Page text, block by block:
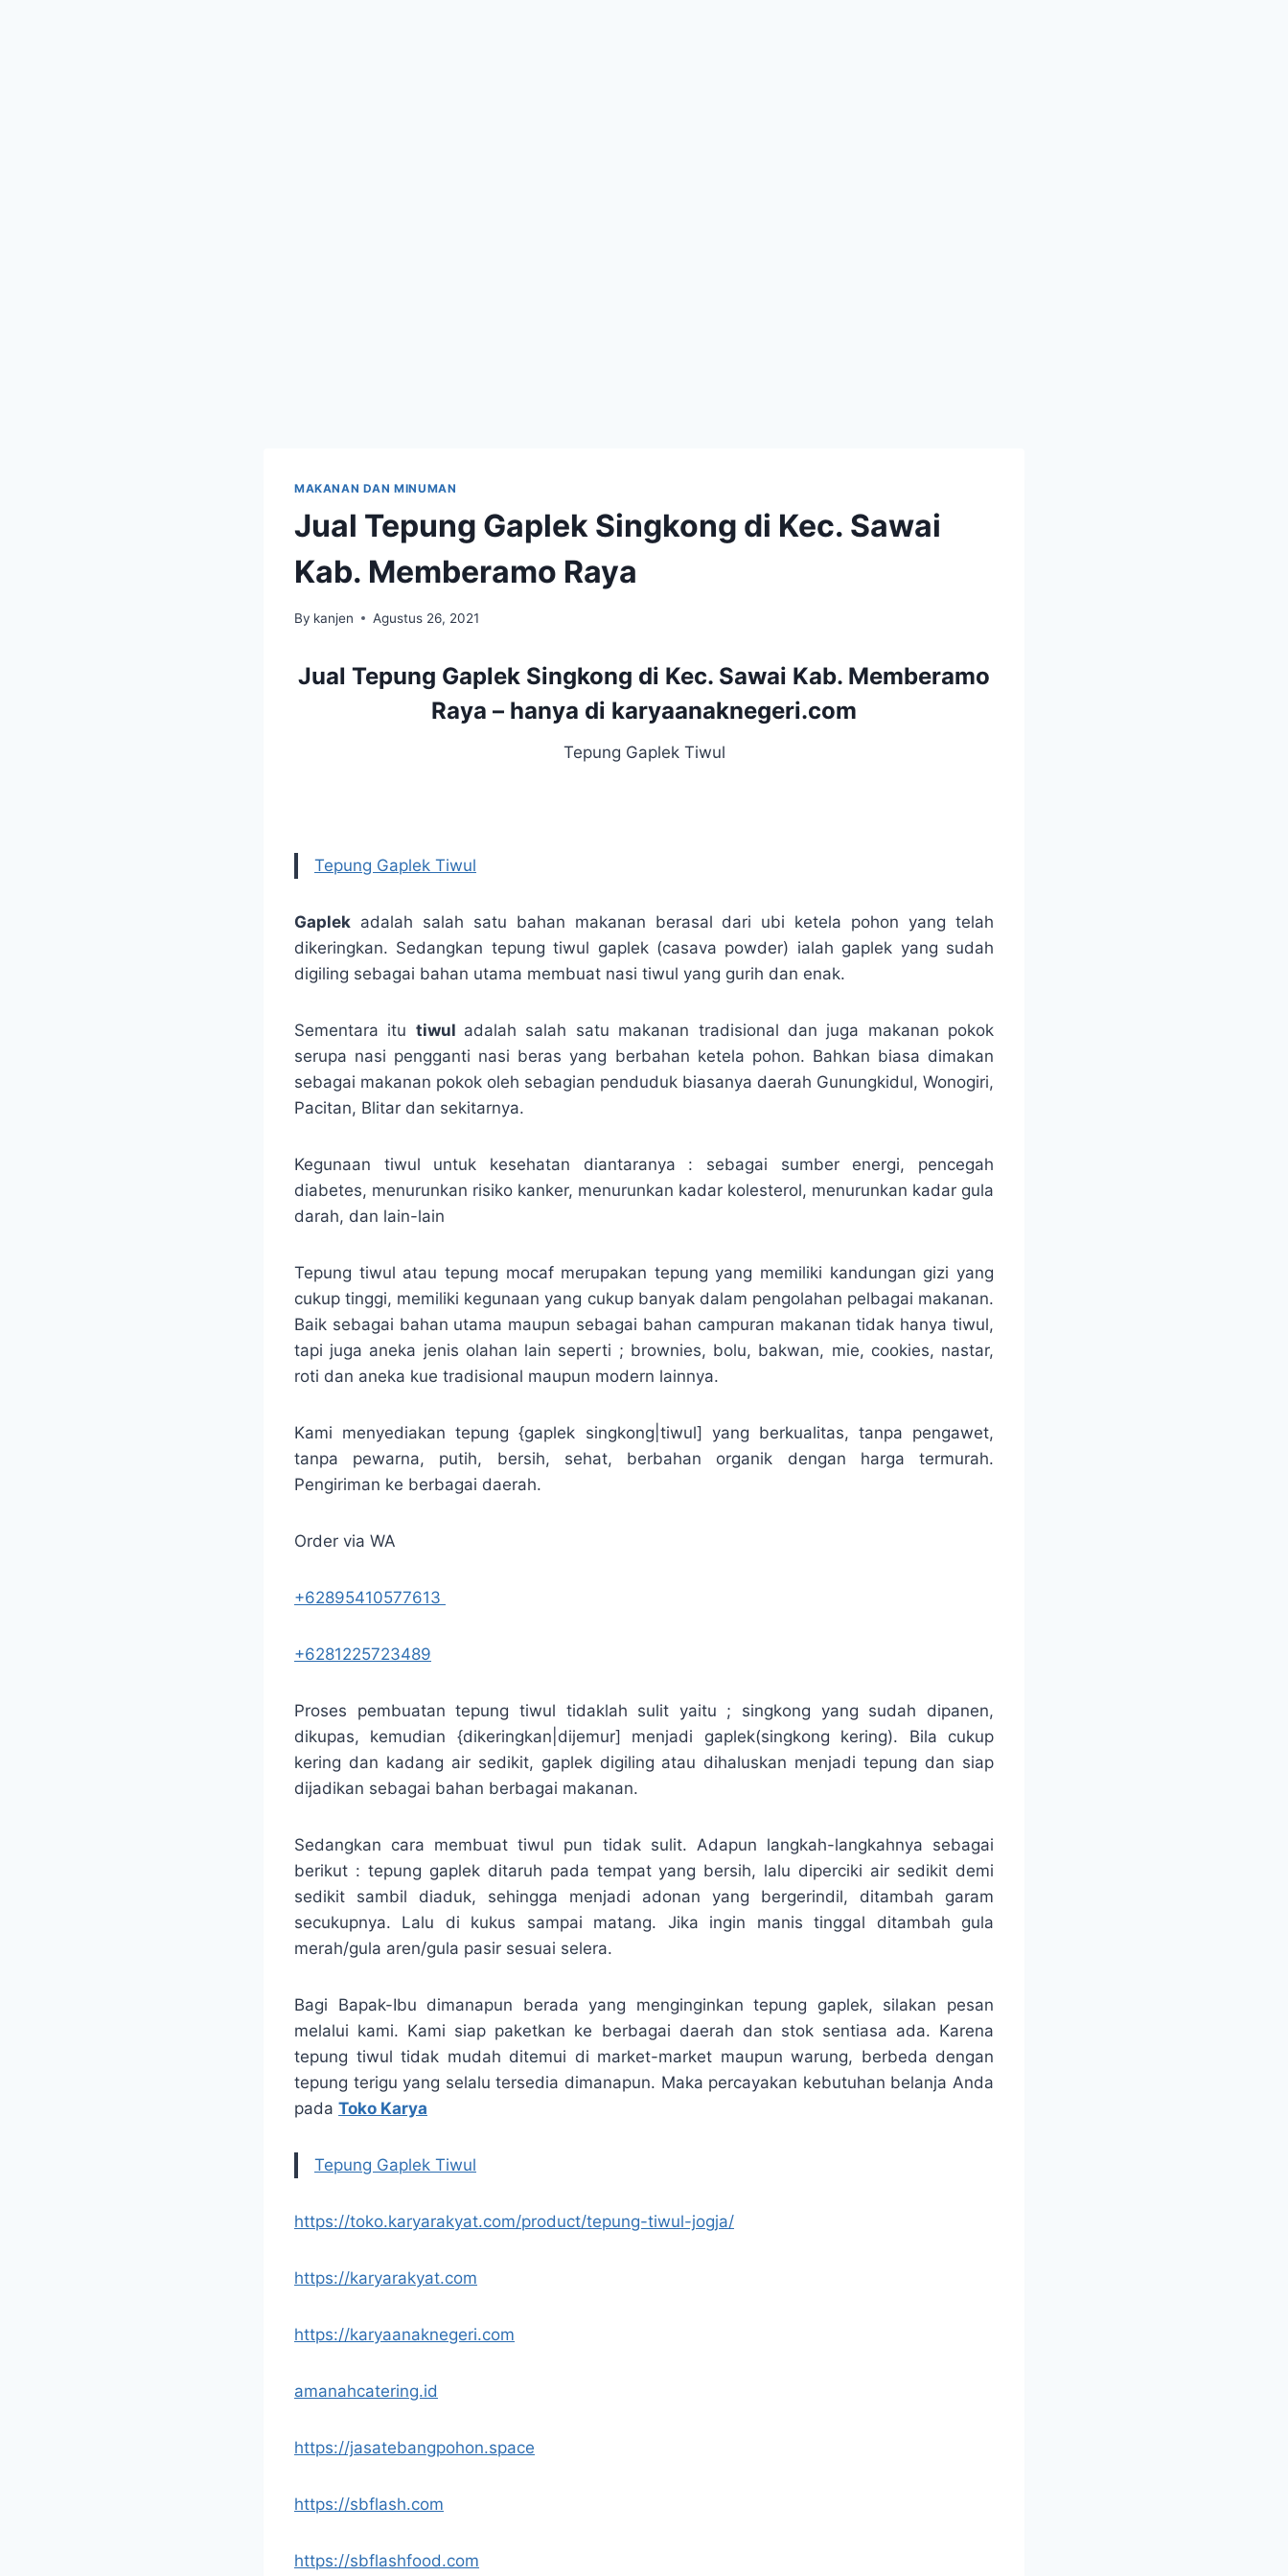
MAKANAN DAN MINUMAN
Jual Tepung Gaplek Singkong di Kec. Sawai
Kab. Memberamo Raya
By kanjen Agustus 26, 2021
Jual Tepung Gaplek Singkong di Kec. Sawai Kab. Memberamo
Raya – hanya di karyaanaknegeri.com
Tepung Gaplek Tiwul
Tepung Gaplek Tiwul
Gaplek adalah salah satu bahan makanan berasal dari ubi ketela pohon yang telah
dikeringkan. Sedangkan tepung tiwul gaplek (casava powder) ialah gaplek yang sudah
digiling sebagai bahan utama membuat nasi tiwul yang gurih dan enak.
Sementara itu tiwul adalah salah satu makanan tradisional dan juga makanan pokok
serupa nasi pengganti nasi beras yang berbahan ketela pohon. Bahkan biasa dimakan
sebagai makanan pokok oleh sebagian penduduk biasanya daerah Gunungkidul, Wonogiri,
Pacitan, Blitar dan sekitarnya.
Kegunaan tiwul untuk kesehatan diantaranya : sebagai sumber energi, pencegah
diabetes, menurunkan risiko kanker, menurunkan kadar kolesterol, menurunkan kadar gula
darah, dan lain-lain
Tepung tiwul atau tepung mocaf merupakan tepung yang memiliki kandungan gizi yang
cukup tinggi, memiliki kegunaan yang cukup banyak dalam pengolahan pelbagai makanan.
Baik sebagai bahan utama maupun sebagai bahan campuran makanan tidak hanya tiwul,
tapi juga aneka jenis olahan lain seperti ; brownies, bolu, bakwan, mie, cookies, nastar,
roti dan aneka kue tradisional maupun modern lainnya.
Kami menyediakan tepung {gaplek singkong|tiwul] yang berkualitas, tanpa pengawet,
tanpa pewarna, putih, bersih, sehat, berbahan organik dengan harga termurah.
Pengiriman ke berbagai daerah.
Order via WA
+62895410577613
+6281225723489
Proses pembuatan tepung tiwul tidaklah sulit yaitu ; singkong yang sudah dipanen,
dikupas, kemudian {dikeringkan|dijemur] menjadi gaplek(singkong kering). Bila cukup
kering dan kadang air sedikit, gaplek digiling atau dihaluskan menjadi tepung dan siap
dijadikan sebagai bahan berbagai makanan.
Sedangkan cara membuat tiwul pun tidak sulit. Adapun langkah-langkahnya sebagai
berikut : tepung gaplek ditaruh pada tempat yang bersih, lalu diperciki air sedikit demi
sedikit sambil diaduk, sehingga menjadi adonan yang bergerindil, ditambah garam
secukupnya. Lalu di kukus sampai matang. Jika ingin manis tinggal ditambah gula
merah/gula aren/gula pasir sesuai selera.
Bagi Bapak-Ibu dimanapun berada yang menginginkan tepung gaplek, silakan pesan
melalui kami. Kami siap paketkan ke berbagai daerah dan stok sentiasa ada. Karena
tepung tiwul tidak mudah ditemui di market-market maupun warung, berbeda dengan
tepung terigu yang selalu tersedia dimanapun. Maka percayakan kebutuhan belanja Anda
pada Toko Karya
Tepung Gaplek Tiwul
https://toko.karyarakyat.com/product/tepung-tiwul-jogja/
https://karyarakyat.com
https://karyaanaknegeri.com
amanahcatering.id
https://jasatebangpohon.space
https://sbflash.com
https://sbflashfood.com